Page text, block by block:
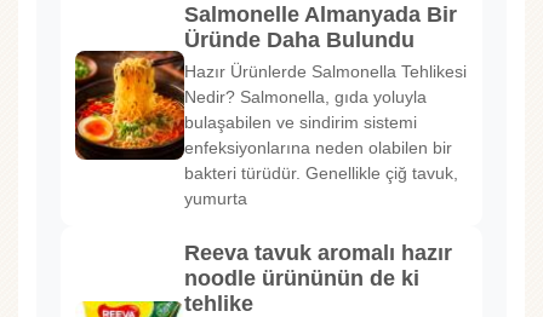
Salmonelle Almanyada Bir
Üründe Daha Bulundu
Hazır Ürünlerde Salmonella Tehlikesi
Nedir? Salmonella, gıda yoluyla
bulaşabilen ve sindirim sistemi
enfeksiyonlarına neden olabilen bir
bakteri türüdür. Genellikle çiğ tavuk,
yumurta
Reeva tavuk aromalı hazır
noodle ürününün de ki
tehlike